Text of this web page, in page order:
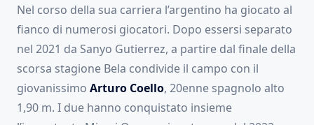
Nel corso della sua carriera l’argentino ha giocato al
fianco di numerosi giocatori. Dopo essersi separato
nel 2021 da Sanyo Gutierrez, a partire dal finale della
scorsa stagione Bela condivide il campo con il
giovanissimo Arturo Coello, 20enne spagnolo alto
1,90 m. I due hanno conquistato insieme